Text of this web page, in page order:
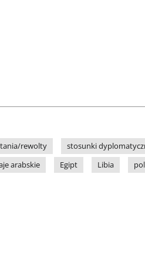
rewolty
stosunki
arabskie Egipt Libia